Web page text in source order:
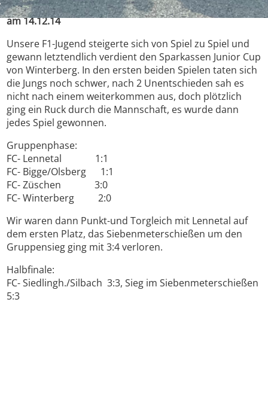
Sieg der F1-Jugend beim Hallenturnier in Winterberg,
am 14.12.14
Unsere F1-Jugend steigerte sich von Spiel zu Spiel und
gewann letztendlich verdient den Sparkassen Junior Cup
von Winterberg. In den ersten beiden Spielen taten sich
die Jungs noch schwer, nach 2 Unentschieden sah es
nicht nach einem weiterkommen aus, doch plötzlich
ging ein Ruck durch die Mannschaft, es wurde dann
jedes Spiel gewonnen.
Gruppenphase:
FC- Lennetal 1:1
FC- Bigge/Olsberg 1:1
FC- Züschen 3:0
FC- Winterberg 2:0
Wir waren dann Punkt-und Torgleich mit Lennetal auf
dem ersten Platz, das Siebenmeterschießen um den
Gruppensieg ging mit 3:4 verloren.
Halbfinale:
FC- Siedlingh./Silbach 3:3, Sieg im Siebenmeterschießen
5:3